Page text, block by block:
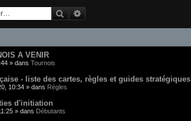
Rechercher
A VENIR
» dans Tournois
- liste des cartes, règles et guides stratégiques
10:34 » dans Règles
d'initiation
» dans Débutants